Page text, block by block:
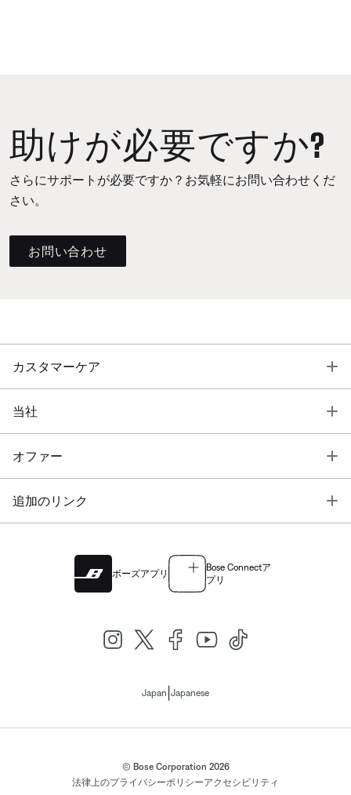
助けが必要ですか?
さらにサポートが必要ですか？お気軽にお問い合わせくだ
さい。
お問い合わせ
カスタマーケア
当社
オファー
追加のリンク
ボーズアプリ
Bose Connectア
プリ
Japan Japanese
© Bose Corporation 2026
法律上のプライバシーポリシーアクセシビリティ